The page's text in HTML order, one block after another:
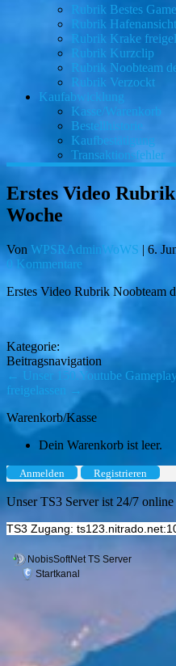
Rubrik Bestes
Rubrik Hafenansicht
Rubrik Krake
Rubrik Kurzclip
Rubrik Noobteam
Rubrik Verzockt
Kaufabwicklung
Kasse/Warenkorb
Bestellhistorie
Kaufbestätigung
Transaktionsfehler
Erstes Video
Woche
Von WPSRAdminWoWS | 6.
0 Kommentare
Erstes Video Rubrik Noobteam
Kategorie:
Beitragsnavigation
← Unser 150.Youtube
freigelassen
→
Warenkorb/Kasse
Dein Warenkorb ist leer.
Anmelden Registrieren
Unser TS3 Server ist 24/7 online
TS3 Zugang: